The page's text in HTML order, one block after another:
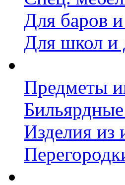
Для баров
Для школ и
Предметы
Изделия из